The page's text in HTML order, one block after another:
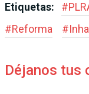
Etiquetas: #
#Reforma #
Déjanos tus